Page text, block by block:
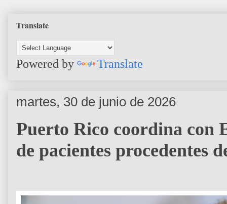
Translate
Powered by Translate
martes, 30 de junio de 2026
Puerto Rico coordina con
de pacientes procedentes